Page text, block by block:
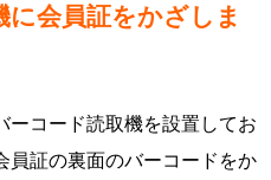
に会員証をかざしま
ーコード読取機を設置してお
員証の裏面のバーコードをか